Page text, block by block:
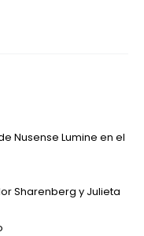
Nusense Lumine en el
Sharenberg y Julieta